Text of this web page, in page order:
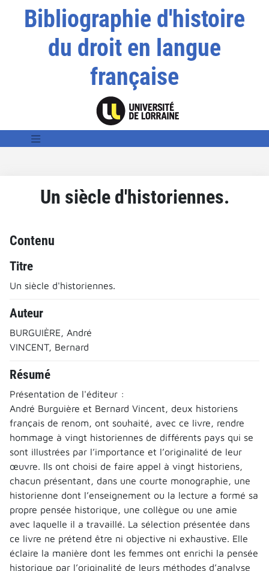
Bibliographie d'histoire
du droit en langue
française
Un siècle d'historiennes.
Contenu
Titre
Un siècle d'historiennes.
Auteur
BURGUIÈRE, André
VINCENT, Bernard
Résumé
Présentation de l'éditeur :
André Burguière et Bernard Vincent, deux historiens
français de renom, ont souhaité, avec ce livre, rendre
hommage à vingt historiennes de différents pays qui se
sont illustrées par l’importance et l’originalité de leur
œuvre. Ils ont choisi de faire appel à vingt historiens,
chacun présentant, dans une courte monographie, une
historienne dont l’enseignement ou la lecture a formé sa
propre pensée historique, une collègue ou une amie
avec laquelle il a travaillé. La sélection présentée dans
ce livre ne prétend être ni objective ni exhaustive. Elle
éclaire la manière dont les femmes ont enrichi la pensée
historique par l’originalité de leurs méthodes d’analyse